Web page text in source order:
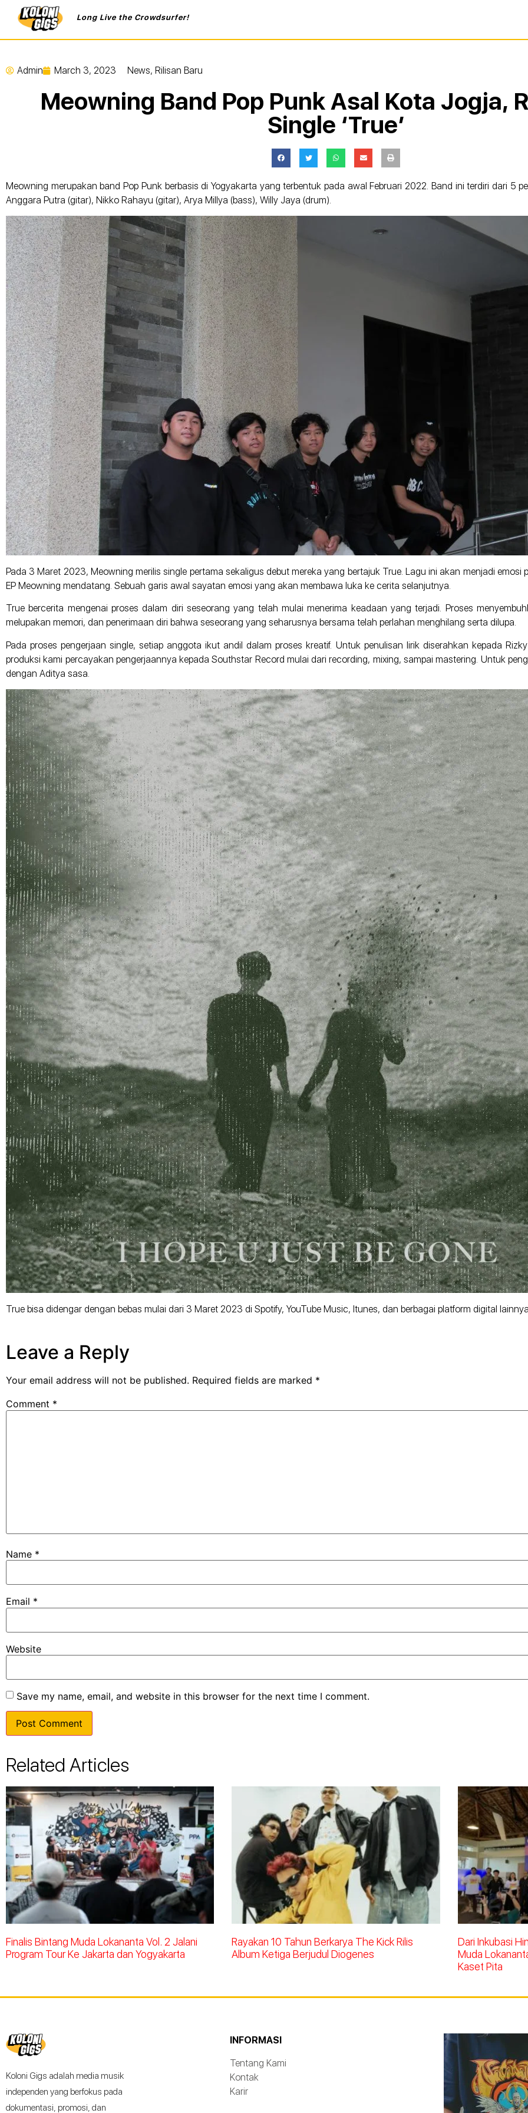
Long Live the Crowdsurfer!
Admin March 3, 2023 News, Rilisan Baru
Meowning Band Pop Punk Asal Kota Jogja,
Single ‘True’
Meowning merupakan band Pop Punk berbasis di Yogyakarta yang terbentuk pada awal Februari 2022. Band ini terdiri dari 5
Anggara Putra (gitar), Nikko Rahayu (gitar), Arya Millya (bass), Willy Jaya (drum).
Pada 3 Maret 2023, Meowning merilis single pertama sekaligus debut mereka yang bertajuk True. Lagu ini akan menjadi emosi
EP Meowning mendatang. Sebuah garis awal sayatan emosi yang akan membawa luka ke cerita selanjutnya.
True bercerita mengenai proses dalam diri seseorang yang telah mulai menerima keadaan yang terjadi. Proses
melupakan memori, dan penerimaan diri bahwa seseorang yang seharusnya bersama telah perlahan menghilang serta dilupa.
Pada proses pengerjaan single, setiap anggota ikut andil dalam proses kreatif. Untuk penulisan lirik diserahkan kepada
produksi kami percayakan pengerjaannya kepada Southstar Record mulai dari recording, mixing, sampai mastering. Untuk
dengan Aditya sasa.
True bisa didengar dengan bebas mulai dari 3 Maret 2023 di Spotify, YouTube Music, Itunes, dan berbagai platform digital
Leave a Reply
Your email address will not be published. Required fields are marked *
Comment *
Name *
Email *
Website
Save my name, email, and website in this browser for the next time I comment.
Related Articles
Finalis Bintang Muda Lokananta Vol. 2 Jalani
Program Tour Ke Jakarta dan Yogyakarta
Rayakan 10 Tahun Berkarya The Kick Rilis
Album Ketiga Berjudul Diogenes
Dari Inkubasi
Muda
Kaset Pita
Koloni Gigs adalah media musik
independen yang berfokus pada
dokumentasi, promosi, dan
INFORMASI
Tentang Kami
Kontak
Karir